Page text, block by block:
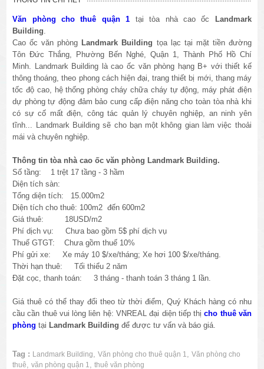
Văn phòng cho thuê quận 1 tại tòa nhà cao ốc Landmark
Building
Cao ốc văn phòng Landmark Building tọa lạc tại mặt tiền đường
Tôn Đức Thắng, Phường Bến Nghé, Quận 1, Thành Phố Hồ Chí
Minh. Landmark Building là cao ốc văn phòng hạng B+ với thiết kế
thông thoáng, theo phong cách hiện đại, trang thiết bị mới, thang máy
tốc độ cao, hệ thống phòng cháy chữa cháy tự động, máy phát điện
dự phòng tự động đảm bảo cung cấp điện năng cho toàn tòa nhà khi
có sự cố mất điện, công tác quản lý chuyên nghiệp, an ninh yên
tĩnh... Landmark Building sẽ cho bạn một không gian làm việc thoải
mái và chuyên nghiệp.
Thông tin tòa nhà cao ốc văn phòng Landmark Building.
Số tầng: 1 trệt 17 tầng - 3 hầm
Diện tích sàn:
Tổng diện tích: 15.000m2
Diện tích cho thuê: 100m2 đến 600m2
Giá thuê: 18USD/m2
Phí dịch vụ: Chưa bao gồm 5$ phí dịch vụ
Thuế GTGT: Chưa gồm thuế 10%
Phí gửi xe: Xe máy 10 $/xe/tháng; Xe hơi 100 $/xe/tháng.
Thời hạn thuê: Tối thiểu 2 năm
Đặt cọc, thanh toán: 3 tháng - thanh toán 3 tháng 1 lần.
Giá thuê có thể thay đổi theo từ thời điểm, Quý Khách hàng có nhu
cầu cần thuê vui lòng liên hệ: VNREAL đại diện tiếp thịcho thuê văn
phòngtại Landmark Buildingđể được tư vấn và báo giá.
Tag : Landmark Building ,Văn phòng cho thuê quận 1 ,Văn phòng cho
thuê
,văn phòng quận 1 ,thuê văn phòng